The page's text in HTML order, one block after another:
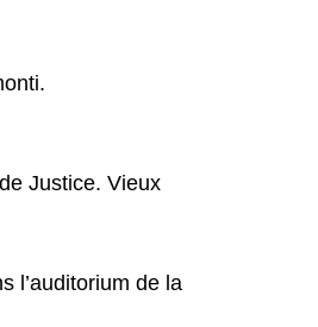
Justice. Vieux
l’auditorium de la